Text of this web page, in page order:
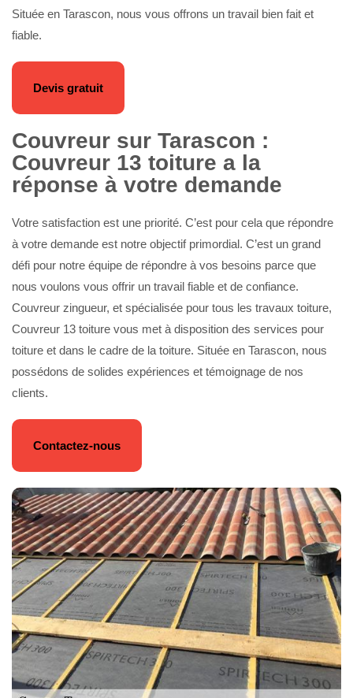
Située en Tarascon, nous vous offrons un travail bien fait et
fiable.
Devis gratuit
Couvreur sur Tarascon :
Couvreur 13 toiture a la
réponse à votre demande
Votre satisfaction est une priorité. C’est pour cela que répondre
à votre demande est notre objectif primordial. C’est un grand
défi pour notre équipe de répondre à vos besoins parce que
nous voulons vous offrir un travail fiable et de confiance.
Couvreur zingueur, et spécialisée pour tous les travaux toiture,
Couvreur 13 toiture vous met à disposition des services pour
toiture et dans le cadre de la toiture. Située en Tarascon, nous
possédons de solides expériences et témoignage de nos
clients.
Contactez-nous